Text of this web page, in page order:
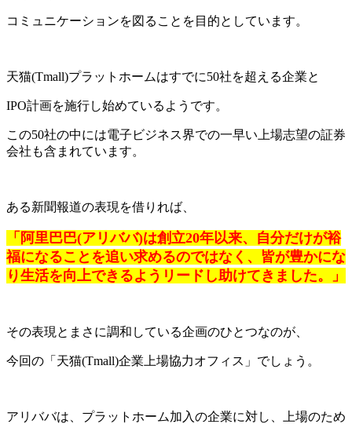
コミュニケーションを図ることを目的としています。
天猫(Tmall)プラットホームはすでに50社を超える企業と
IPO計画を施行し始めているようです。
この50社の中には電子ビジネス界での一早い上場志望の証券
会社も含まれています。
ある新聞報道の表現を借りれば、
「阿里巴巴(アリババ)は創立20年以来、自分だけが裕
福になることを追い求めるのではなく、皆が豊かにな
り生活を向上できるようリードし助けてきました。」
その表現とまさに調和している企画のひとつなのが、
今回の「天猫(Tmall)企業上場協力オフィス」でしょう。
アリババは、プラットホーム加入の企業に対し、上場のため